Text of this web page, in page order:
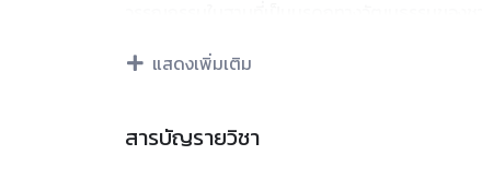
คะเนเหตุการณ์จากเรื่องที่อ่าน และประเมินค่าเพื่อ
อ้างอิง
แสดงเพิ่มเติม
สารบัญรายวิชา